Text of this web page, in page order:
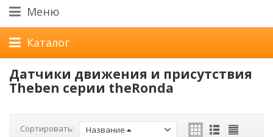
Меню
Каталог
Датчики движения и присутствия
Theben серии theRonda
Сортировать: Название